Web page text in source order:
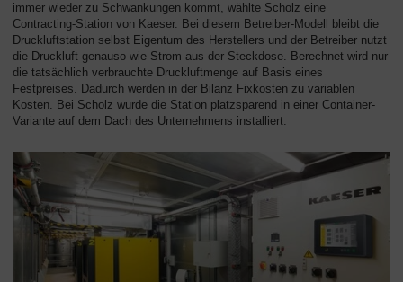
immer wieder zu Schwankungen kommt, wählte Scholz eine
Contracting-Station von Kaeser. Bei diesem Betreiber-Modell bleibt die
Druckluftstation selbst Eigentum des Herstellers und der Betreiber nutzt
die Druckluft genauso wie Strom aus der Steckdose. Berechnet wird nur
die tatsächlich verbrauchte Druckluftmenge auf Basis eines
Festpreises. Dadurch werden in der Bilanz Fixkosten zu variablen
Kosten. Bei Scholz wurde die Station platzsparend in einer Container-
Variante auf dem Dach des Unternehmens installiert.